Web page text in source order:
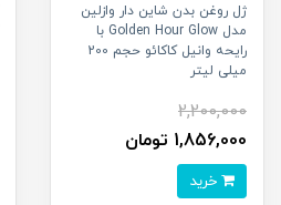
ژل روغن بدن شاین دار وازلین
مدل Golden Hour Glow با
رایحه وانیل کاکائو حجم 200
میلی لیتر
2,200,000
1,856,000 تومان